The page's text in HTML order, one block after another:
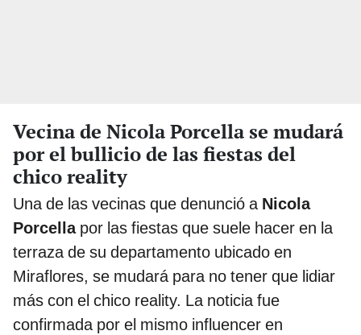
Vecina de Nicola Porcella se mudará
por el bullicio de las fiestas del
chico reality
Una de las vecinas que denunció a Nicola
Porcellapor las fiestas que suele hacer en la
terraza de su departamento ubicado en
Miraflores, se mudará para no tener que lidiar
más con el chico reality. La noticia fue
confirmada por el mismo influencer en